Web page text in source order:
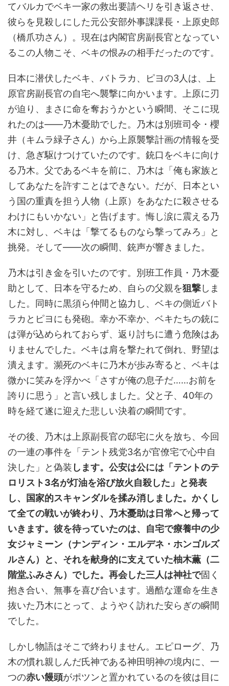
てバルカでベキ一家の救出要請ヘリを引き返させ、
彼らを見殺しにした元公安部外事課課長・上原史郎
（橋爪功さん）。現在は内閣官房副長官となってい
るこの人物こそ、ベキの恨みの相手だったのです。
日本に潜伏したベキ、バトラカ、ピヨの3人は、上
原官房副長官の自宅へ襲撃に向かいます。上原に刃
が迫り、まさに命を奪おうかという瞬間、そこに現
れたのは――乃木憂助でした。乃木は別班司令・櫻
井（キムラ緑子さん）から上原襲撃計画の情報を受
け、急ぎ駆けつけていたのです。銃口をベキに向け
る乃木。父であるベキを前に、乃木は「俺も家族と
してあなたを許すことはできない。だが、日本とい
う国の重責を担う人物（上原）をあなたに殺させる
わけにもいかない」と告げます。悔し涙に震える乃
木に対し、ベキは「撃てるものなら撃ってみろ」と
挑発。そして――次の瞬間、銃声が響きました。
乃木は引き金を引いたのです。別班工作員・乃木憂
助として、日本を守るため、自らの父親を狙撃しま
した。同時に黒須ら仲間と協力し、ベキの側近バト
ラカとピヨにも発砲。幸か不幸か、ベキたちの銃に
は弾が込められておらず、返り討ちに遭う危険はあ
りませんでした。ベキは肩を撃たれて倒れ、野望は
潰えます。瀕死のベキに乃木が歩み寄ると、ベキは
微かに笑みを浮かべ「さすが俺の息子だ……お前を
誇りに思う」と言い残しました。父と子、40年の
時を経て遂に迎えた悲しい決着の瞬間です。
その後、乃木は上原副長官の邸宅に火を放ち、今回
の一連の事件を「テント残党3名が官僚宅で心中自
決した」と偽装 します。公安は公には「テントのテ
ロリスト3名が灯油を浴び放火自殺した」と発表
し、国家的スキャンダルを揉み消しました。かくし
て全ての戦いが終わり、乃木憂助は日常へと帰って
いきます。彼を待っていたのは、自宅で療養中の少
女ジャミーン（ナンディン・エルデネ・ホンゴルズ
ルさん）と、それを献身的に支えていた柚木薫（二
階堂ふみさん）でした。再会した三人は神社で固く
抱き合い、無事を喜び合います。過酷な運命を生き
抜いた乃木にとって、ようやく訪れた安らぎの瞬間
でした。
しかし物語はそこで終わりません。エピローグ、乃
木の慣れ親しんだ氏神である神田明神の境内に、一
つの赤い饅頭がポツンと置かれているのを彼は目に